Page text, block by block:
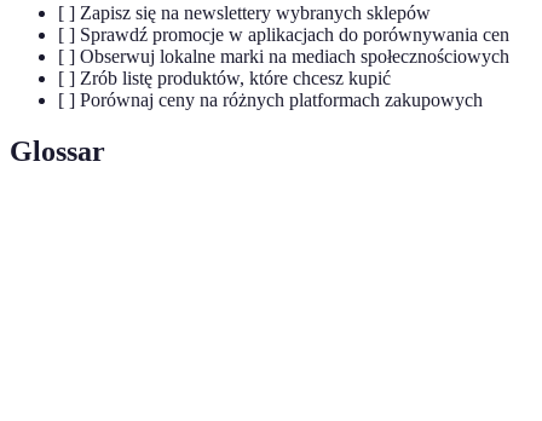
[ ] Zapisz się na newslettery wybranych sklepów
[ ] Sprawdź promocje w aplikacjach do porównywania cen
[ ] Obserwuj lokalne marki na mediach społecznościowych
[ ] Zrób listę produktów, które chcesz kupić
[ ] Porównaj ceny na różnych platformach zakupowych
Glossar